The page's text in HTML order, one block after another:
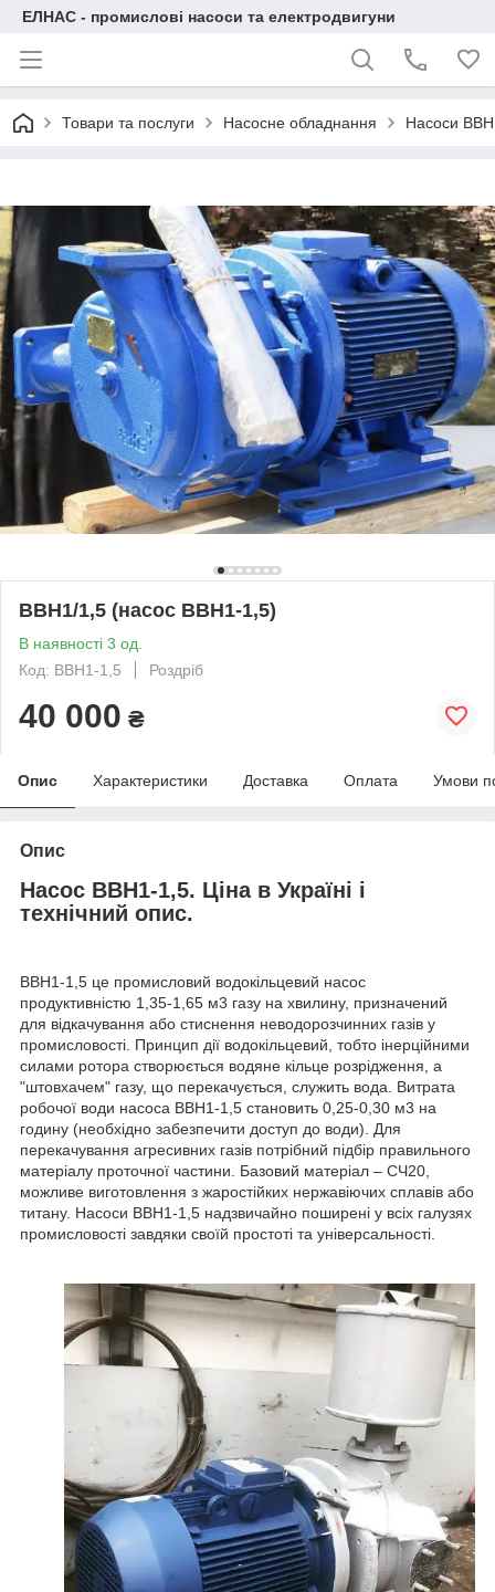
ЕЛНАС - промислові насоси та електродвигуни
Товари та послуги Насосне обладнання Насоси ВВН
ВВН1/1,5 (насос ВВН1-1,5)
В наявності 3 од.
Код: ВВН1-1,5
Роздріб
40 000 ₴
Опис Характеристики Доставка Оплата Умови
Опис
Насос ВВН1-1,5. Ціна в Україні і
технічний опис.
ВВН1-1,5 це промисловий водокільцевий насос
продуктивністю 1,35-1,65 м3 газу на хвилину, призначений
для відкачування або стиснення неводорозчинних газів у
промисловості. Принцип дії водокільцевий, тобто інерційними
силами ротора створюється водяне кільце розрідження, а
"штовхачем" газу, що перекачується, служить вода. Витрата
робочої води насоса ВВН1-1,5 становить 0,25-0,30 м3 на
годину (необхідно забезпечити доступ до води). Для
перекачування агресивних газів потрібний підбір правильного
матеріалу проточної частини. Базовий матеріал – СЧ20,
можливе виготовлення з жаростійких нержавіючих сплавів або
титану. Насоси ВВН1-1,5 надзвичайно поширені у всіх галузях
промисловості завдяки своїй простоті та універсальності.